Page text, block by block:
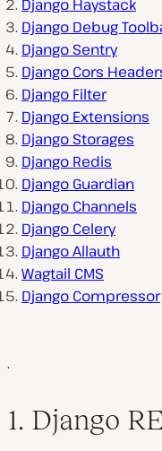
Django Haystack
Django Debug
Django Sentry
Django Cors
Django Filter
Django Extensions
Django Storages
Django Redis
Django Guardian
Django Channels
Django Celery
Django Allauth
Wagtail CMS
Django Compressor
.
1. Django